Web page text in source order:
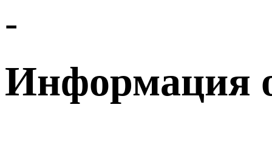
-
Информация